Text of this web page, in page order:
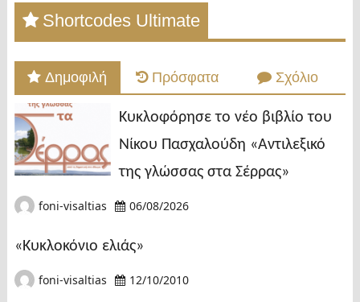
Shortcodes Ultimate
Δημοφιλή Πρόσφατα Σχόλιο
Κυκλοφόρησε το νέο βιβλίο του
Νίκου Πασχαλούδη «Αντιλεξικό
της γλώσσας στα Σέρρας»
foni-visaltias 06/08/2026
«Κυκλοκόνιο ελιάς»
foni-visaltias 12/10/2010